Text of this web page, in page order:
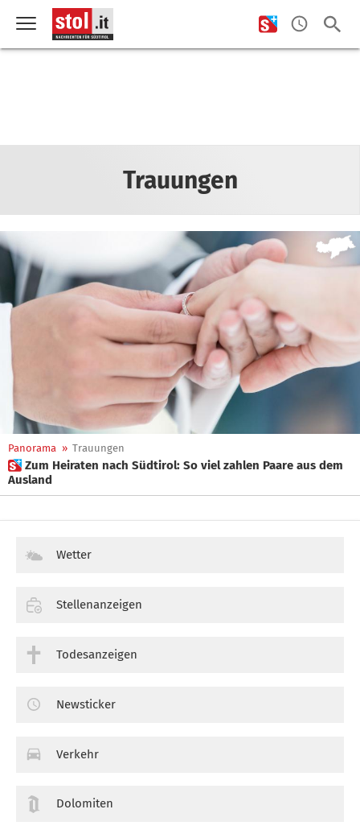
Trauungen
Panorama » Trauungen
 Zum Heiraten nach Südtirol: So viel zahlen Paare aus dem
Ausland
Wetter
Stellenanzeigen
Todesanzeigen
Newsticker
Verkehr
Dolomiten